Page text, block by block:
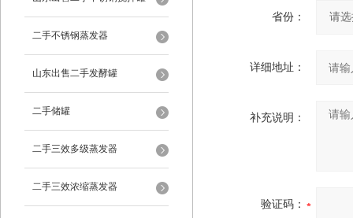
二手不锈钢蒸发器
山东出售二手发酵罐
二手储罐
二手三效多级蒸发器
二手三效浓缩蒸发器
省份：
详细地址：
补充说明：
验证码：